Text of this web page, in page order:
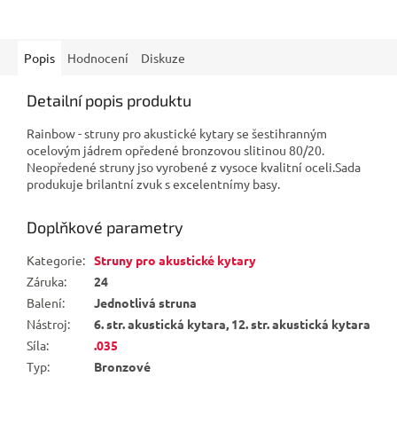
Popis Hodnocení Diskuze
Detailní popis produktu
Rainbow - struny pro akustické kytary se šestihranným
ocelovým jádrem opředené bronzovou slitinou 80/20.
Neopředené struny jso vyrobené z vysoce kvalitní oceli.Sada
produkuje brilantní zvuk s excelentnímy basy.
Doplňkové parametry
Kategorie: Struny pro akustické kytary
Záruka:
24
Balení:
Jednotlivá struna
Nástroj:
6. str. akustická kytara, 12. str. akustická kytara
Síla:
.035
Typ: Bronzové